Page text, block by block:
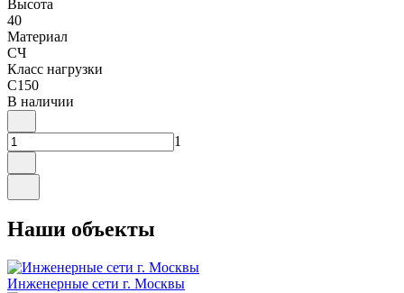
Высота
40
Материал
СЧ
Класс нагрузки
C150
В наличии
1
Наши объекты
Инженерные сети г. Москвы